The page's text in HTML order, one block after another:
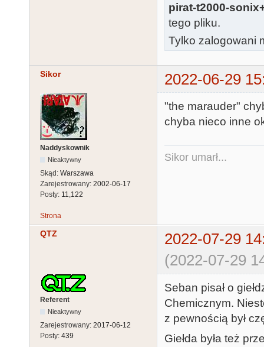
pirat-t2000-
tego pliku.
Tylko zalogowani
Sikor 2022-06-29
Naddyskownik
Nieaktywny
Skąd: Warszawa
Zarejestrowany: 2002-06-17
Posty: 11,122
"the marauder"
chyba nieco inne
Sikor umarł...
Strona
QTZ
2022-07-29
(2022-07-29
Referent
Nieaktywny
Zarejestrowany: 2017-06-12
Posty: 439
Seban pisał o
Chemicznym.
z pewnością był
Giełda była też